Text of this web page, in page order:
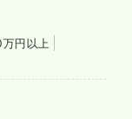
円以上